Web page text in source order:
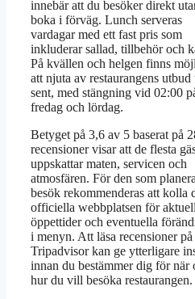
innebär att du besöker direkt
boka i förväg. Lunch serveras
vardagar med ett fast pris som
inkluderar sallad, tillbehör och
På kvällen och helgen finns
att njuta av restaurangens utbud
sent, med stängning vid 02:00
fredag och lördag.
Betyget på 3,6 av 5 baserat på
recensioner visar att de flesta
uppskattar maten, servicen och
atmosfären. För den som
besök rekommenderas att kolla
officiella webbplatsen för
öppettider och eventuella
i menyn. Att läsa recensioner på
Tripadvisor kan ge ytterligare
innan du bestämmer dig för när
hur du vill besöka restaurangen.